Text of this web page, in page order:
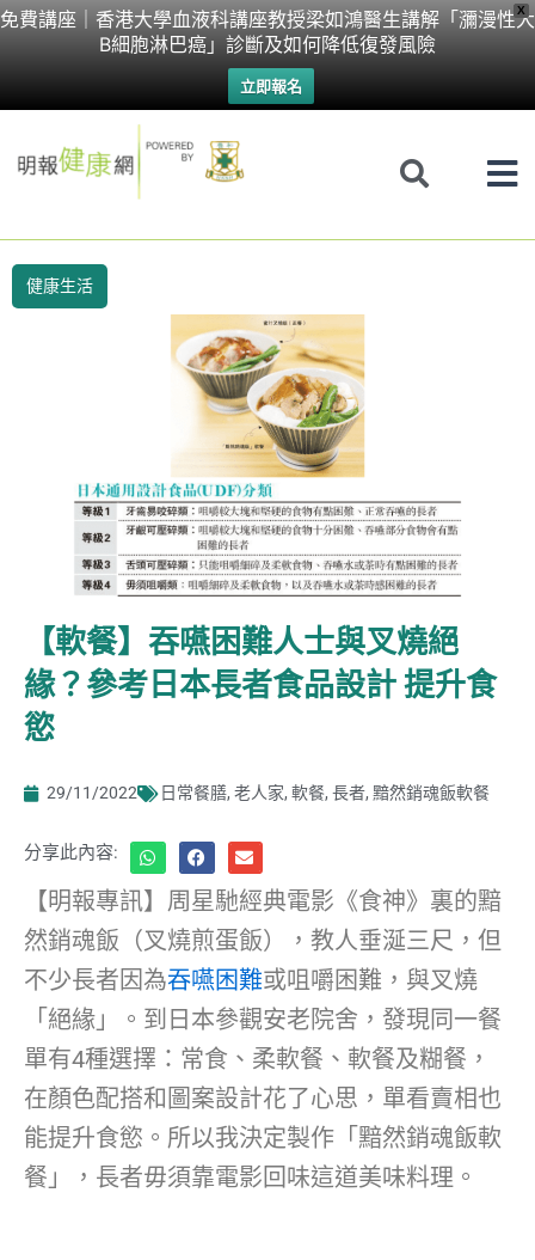
X
免費講座｜香港大學血液科講座教授梁如鴻醫生講解「瀰漫性大
B細胞淋巴癌」診斷及如何降低復發風險
立即報名
Skip
健康生活
【軟餐】吞嚥困難人士與叉燒絕
緣？參考日本長者食品設計 提升食
慾
29/11/2022 日常餐膳, 老人家, 軟餐, 長者, 黯然銷魂飯軟餐
分享此內容:
【明報專訊】周星馳經典電影《食神》裏的黯
然銷魂飯（叉燒煎蛋飯），教人垂涎三尺，但
不少長者因為吞嚥困難或咀嚼困難，與叉燒
「絕緣」。到日本參觀安老院舍，發現同一餐
單有4種選擇：常食、柔軟餐、軟餐及糊餐，
在顏色配搭和圖案設計花了心思，單看賣相也
能提升食慾。所以我決定製作「黯然銷魂飯軟
餐」，長者毋須靠電影回味這道美味料理。